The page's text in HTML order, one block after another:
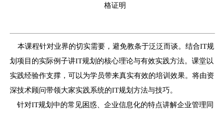
格证明
本课程针对业界的切实需要，避免教条于泛泛而谈。结合IT规
划项目的实际例子讲IT规划的核心理论与有效实践方法。课堂以
实践经验作支撑，可以为学员带来真实有效的培训效果。将由资
深技术顾问带领大家实践系统的IT规划方法与技巧。
针对IT规划中的常见困惑、企业信息化的特点讲解企业管理同